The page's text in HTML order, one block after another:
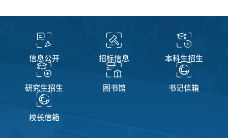
信息公开 招标信息 本科生招生
研究生招生 图书馆 书记信箱
校长信箱